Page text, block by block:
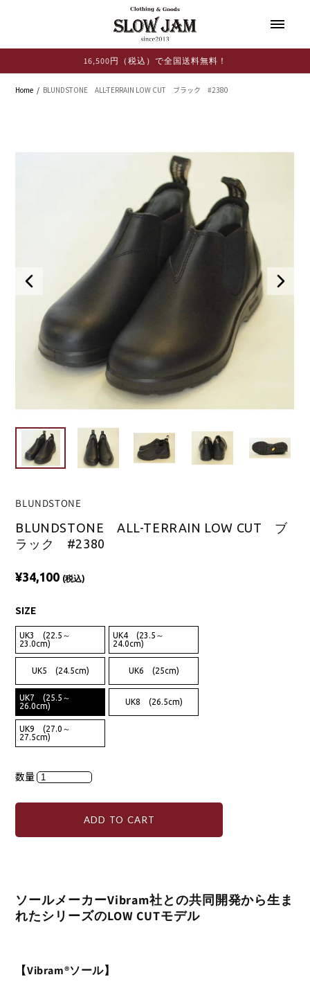
16,500円（税込）で全国送料無料！
Home BLUNDSTONE ALL-TERRAIN LOW CUT ブラック #2380
BLUNDSTONE
BLUNDSTONE ALL-TERRAIN LOW CUT ブ
ラック #2380
¥34,100 (税込)
SIZE
UK3 (22.5～
23.0cm)
UK4 (23.5～
24.0cm)
UK5 (24.5cm) UK6 (25cm)
UK7 (25.5～
26.0cm)
UK8 (26.5cm)
UK9 (27.0～
27.5cm)
数量
ADD TO CART
ソールメーカーVibram社との共同開発から生ま
れたシリーズのLOW CUTモデル
【Vibram®ソール】